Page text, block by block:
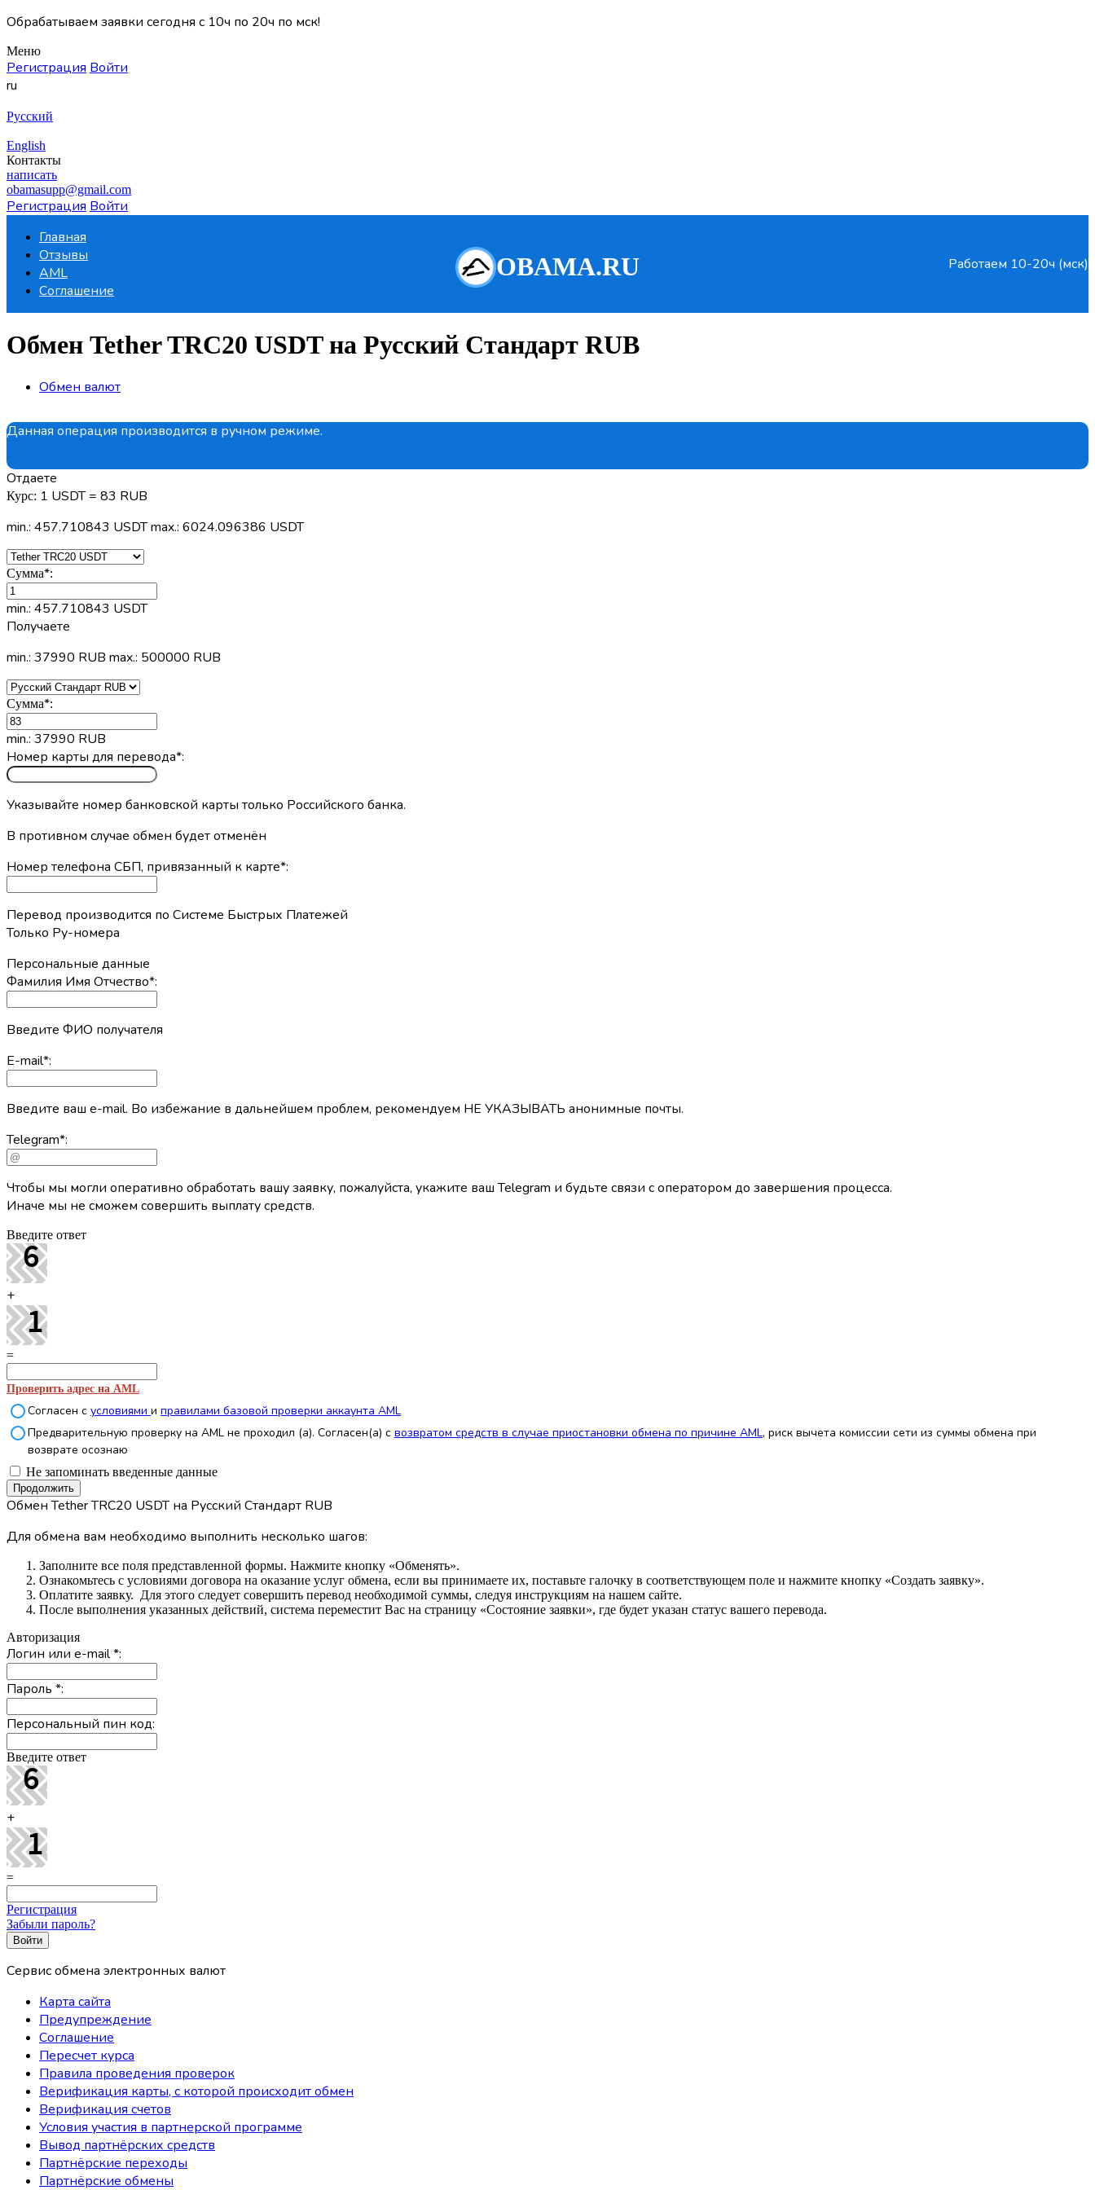
Обрабатываем заявки сегодня с 10ч по 20ч по мск!
Меню
Регистрация Войти
ru
Русский
English
Контакты
написать
obamasupp@gmail.com
Регистрация Войти
Главная
Отзывы
AML
Соглашение
Работаем 10-20ч (мск)
Обмен Tether TRC20 USDT на Русский Стандарт RUB
Обмен валют
Данная операция производится в ручном режиме.
Отдаете
Курс: 1 USDT = 83 RUB
min.: 457.710843 USDTmax.: 6024.096386 USDT
Сумма*:
min.: 457.710843 USDT
Получаете
min.: 37990 RUB max.: 500000 RUB
Сумма*:
min.: 37990 RUB
Номер карты для перевода*:
Указывайте номер банковской карты только Российского банка.
В противном случае обмен будет отменён
Номер телефона СБП, привязанный к карте*:
Перевод производится по Системе Быстрых Платежей
Только Ру-номера
Персональные данные
Фамилия Имя Отчество*:
Введите ФИО получателя
E-mail*:
Введите ваш e-mail. Во избежание в дальнейшем проблем, рекомендуем НЕ УКАЗЫВАТЬ анонимные почты.
Telegram*:
Чтобы мы могли оперативно обработать вашу заявку, пожалуйста, укажите ваш Telegram и будьте связи с оператором до завершения процесса.
Иначе мы не сможем совершить выплату средств.
Введите ответ
+
=
Проверить адрес на AML
Согласен с условиями и правилами базовой проверки аккаунта AML
Предварительную проверку на AML не проходил (а). Согласен(а) с возвратом средств в случае приостановки обмена по причине AML, риск вычета комиссии сети из суммы обмена при
возврате осознаю
Не запоминать введенные данные
Обмен Tether TRC20 USDT на Русский Стандарт RUB
Для обмена вам необходимо выполнить несколько шагов:
Заполните все поля представленной формы. Нажмите кнопку «Обменять».
Ознакомьтесь с условиями договора на оказание услуг обмена, если вы принимаете их, поставьте галочку в соответствующем поле и нажмите кнопку «Создать заявку».
Оплатите заявку. Для этого следует совершить перевод необходимой суммы, следуя инструкциям на нашем сайте.
После выполнения указанных действий, система переместит Вас на страницу «Состояние заявки», где будет указан статус вашего перевода.
Авторизация
Логин или e-mail*:
Пароль *:
Персональный пин код:
Введите ответ
+
=
Регистрация
Забыли пароль?
Сервис обмена электронных валют
Карта сайта
Предупреждение
Соглашение
Пересчет курса
Правила проведения проверок
Верификация карты, с которой происходит обмен
Верификация счетов
Условия участия в партнерской программе
Вывод партнёрских средств
Партнёрские переходы
Партнёрские обмены